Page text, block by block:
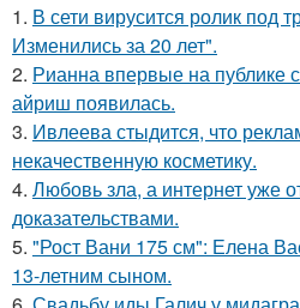
1. В сети вирусится ролик под
Изменились за 20 лет".
2. Рианна впервые на публике
айриш появилась.
3. Ивлеева стыдится, что
некачественную косметику.
4. Любовь зла, а интернет уже
доказательствами.
5. "Рост Вани 175 см": Елена
13-летним сыном.